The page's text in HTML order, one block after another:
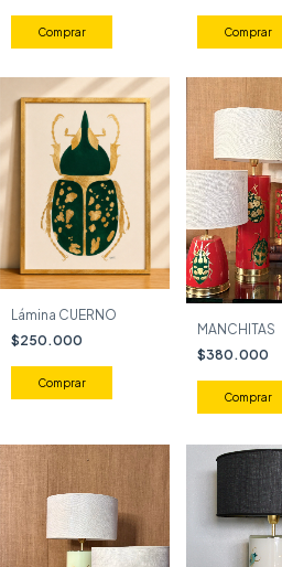
Comprar Comprar
Lámina CUERNO
$250.000
Comprar
MANCHITAS
$380.000